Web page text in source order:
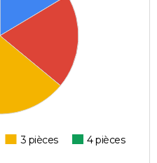
3 pièces
4 pièces